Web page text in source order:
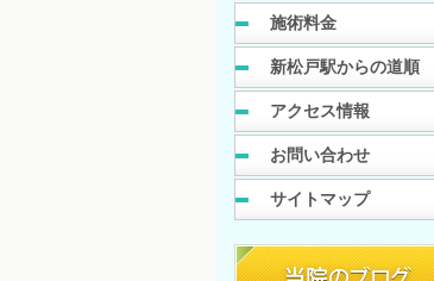
施術料金
新松戸駅からの道順
アクセス情報
お問い合わせ
サイトマップ